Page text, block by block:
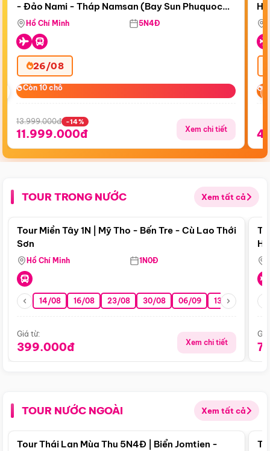
- Đảo Nami - Tháp Namsan (Bay Sun Phuquoc
Airways)
Hồ Chí Minh 5N4Đ
26/08
Còn 10 chỗ
Còn 10 chỗ
13.999.000đ -14%
11.999.000đ Xem chi tiết
TOUR TRONG NƯỚC Xem tất cả
Điểm nổi bật
Tour Miền Tây 1N | Mỹ Tho - Bến Tre - Cù Lao Thới
Sơn
Hồ Chí Minh 1N0Đ
14/08 16/08 23/08 30/08 06/09 13/09 20/09
Giá từ:
399.000đ Xem chi tiết
TOUR NƯỚC NGOÀI Xem tất cả
Điểm nổi bật
Tour Thái Lan Mùa Thu 5N4Đ | Biển Jomtien -